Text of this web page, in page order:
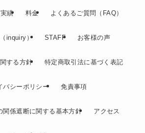
績 料金 よくあるご質問（FAQ）
inquiry） STAFF お客様の声
する方針 特定商取引法に基づく表記
バシーポリシー 免責事項
関係遮断に関する基本方針 アクセス